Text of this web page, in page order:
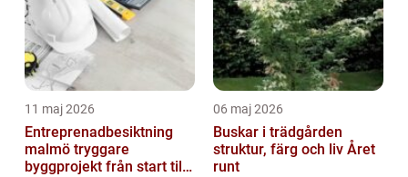
11 maj 2026
Entreprenadbesiktning
malmö tryggare
byggprojekt från start till
06 maj 2026
Buskar i trädgården
struktur, färg och liv Året
runt